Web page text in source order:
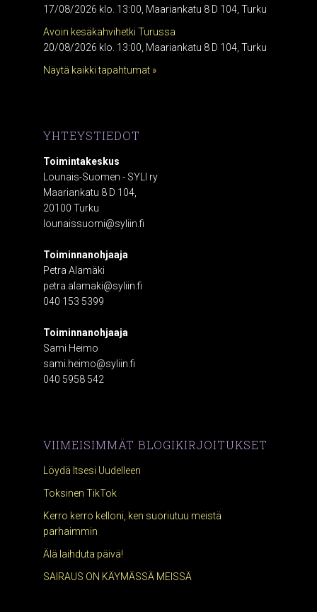
17/08/2026 klo. 13:00, Maariankatu 8 D 104, Turku
Avoin kesäkahvihetki Turussa
20/08/2026 klo. 13:00, Maariankatu 8 D 104, Turku
Näytä kaikki tapahtumat »
YHTEYSTIEDOT
Toimintakeskus
Lounais-Suomen - SYLI ry
Maariankatu 8 D 104,
20100 Turku
lounaissuomi@syliin.fi
Toiminnanohjaaja
Petra Alamäki
petra.alamaki@syliin.fi
040 153 5399
Toiminnanohjaaja
Sami Heimo
sami.heimo@syliin.fi
040 5958 542
VIIMEISIMMÄT BLOGIKIRJOITUKSET
Löydä Itsesi Uudelleen
Toksinen TikTok
Kerro kerro kelloni, ken suoriutuu meistä
parhaimmin
Älä laihduta päivä!
SAIRAUS ON KÄYMÄSSÄ MEISSÄ